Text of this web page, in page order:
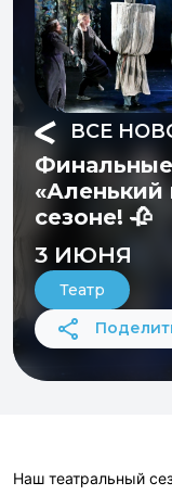
ВСЕ
Финальные
«Аленький
сезоне! 🥀
3 ИЮНЯ
Театр
Наш театральный